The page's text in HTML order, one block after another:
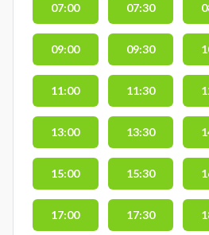
07:00 07:30
09:00 09:30
11:00 11:30
13:00 13:30
15:00 15:30
17:00 17:30